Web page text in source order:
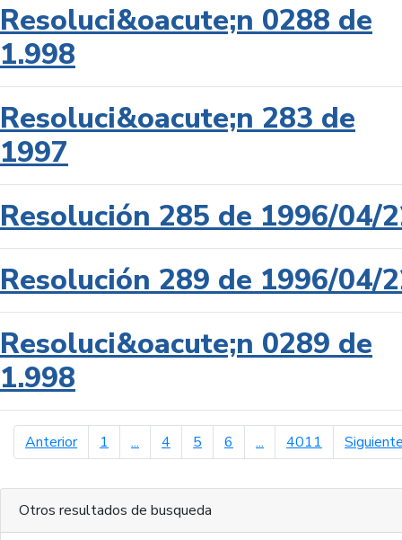
Resoluci&oacute;n 0288 de
1.998
Resoluci&oacute;n 283 de
1997
Resolución 285 de 1996/04/
Resolución 289 de 1996/04/
Resoluci&oacute;n 0289 de
1.998
Anteriorpágina anterior
1 ... 4 5 6 ... 4011
Otros resultados de busqueda